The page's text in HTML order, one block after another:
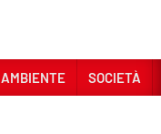
AMBIENTE SOCIETÀ